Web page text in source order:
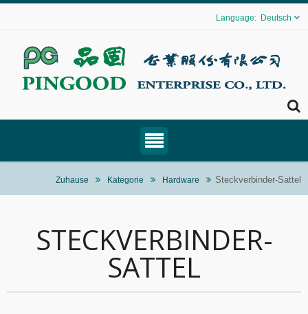
Deutsch
Zuhause Kategorie Hardware Steckverbinder-Sattel
STECKVERBINDER-
SATTEL